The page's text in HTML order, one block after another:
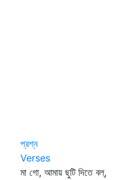
প্রশ্ন
Verses
মা গো, আমায় ছুটি দিতে বল্‌,